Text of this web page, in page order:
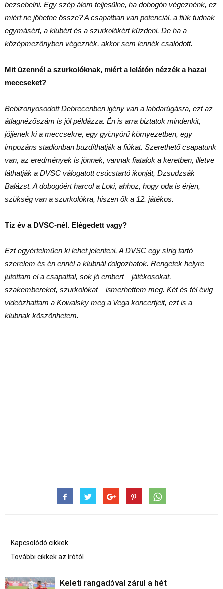
bezsebelni. Egy szép álom teljesülne, ha dobogón végeznénk, ez
miért ne jöhetne össze? A csapatban van potenciál, a fiúk tudnak
egymásért, a klubért és a szurkolókért küzdeni. De ha a
középmezőnyben végeznék, akkor sem lennék csalódott.
Mit üzennél a szurkolóknak, miért a lelátón nézzék a hazai
meccseket?
Bebizonyosodott Debrecenben igény van a labdarúgásra, ezt az
átlagnézőszám is jól példázza. Én is arra biztatok mindenkit,
jöjjenek ki a meccsekre, egy gyönyörű környezetben, egy
impozáns stadionban buzdíthatják a fiúkat. Szerethető csapatunk
van, az eredmények is jönnek, vannak fiatalok a keretben, illetve
láthatják a DVSC válogatott csúcstartó ikonját, Dzsudzsák
Balázst. A dobogóért harcol a Loki, ahhoz, hogy oda is érjen,
szükség van a szurkolókra, hiszen ők a 12. játékos.
Tíz év a DVSC-nél. Elégedett vagy?
Ezt egyértelműen ki lehet jelenteni. A DVSC egy sírig tartó
szerelem és én ennél a klubnál dolgozhatok. Rengetek helyre
jutottam el a csapattal, sok jó embert – játékosokat,
szakembereket, szurkolókat – ismerhettem meg. Két és fél évig
videózhattam a Kowalsky meg a Vega koncertjeit, ezt is a
klubnak köszönhetem.
Kapcsolódó cikkek
További cikkek az írótól
Keleti rangadóval zárul a hét